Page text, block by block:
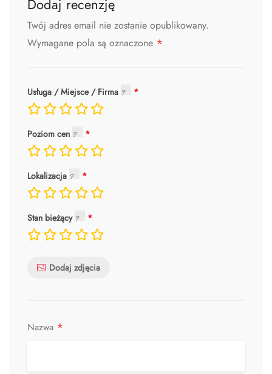
Dodaj recenzję
Twój adres email nie zostanie opublikowany.
Wymagane pola są oznaczone *
Usługa / Miejsce / Firma
Poziom cen
Lokalizacja
Stan bieżący
Dodaj zdjęcia
Nazwa *